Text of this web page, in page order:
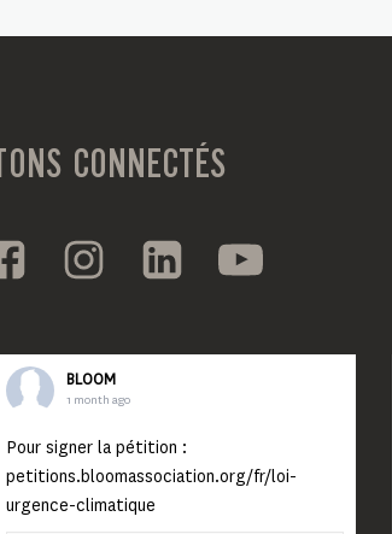
CONNECTÉS
BLOOM
1 month ago
Pour signer la pétition :
petitions.bloomassociation.org/fr/loi-
urgence-climatique